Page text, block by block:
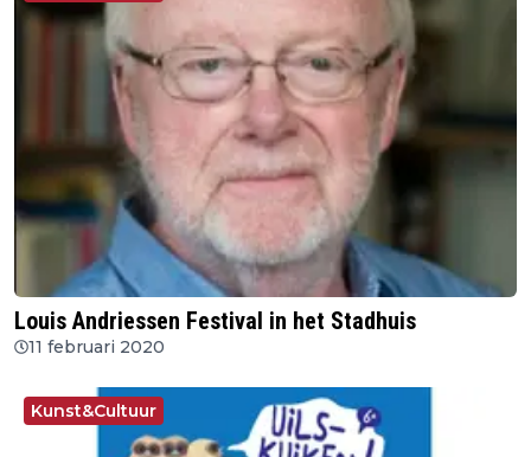
Louis Andriessen Festival in het Stadhuis
11 februari 2020
Kunst&Cultuur